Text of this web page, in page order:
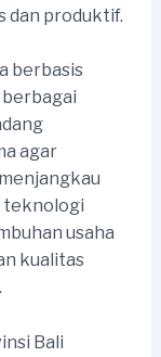
dan produktif.
berbasis
agar
teknologi
usaha
kualitas
Bali